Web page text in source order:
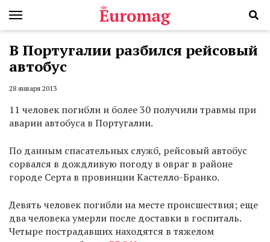
В Португалии разбился рейсовый
автобус
28 января 2013
11 человек погибли и более 30 получили травмы при
аварии автобуса в Португалии.
По данным спасательных служб, рейсовый автобус
сорвался в дождливую погоду в овраг в районе
городе Серта в провинции Кастелло-Бранко.
Девять человек погибли на месте происшествия; еще
два человека умерли после доставки в госпиталь.
Четыре пострадавших находятся в тяжелом